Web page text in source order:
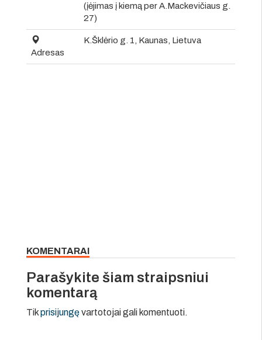
(įėjimas į kiemą per A.Mackevičiaus g.
27)
Adresas
K.Šklėrio g. 1, Kaunas, Lietuva
KOMENTARAI
Parašykite šiam straipsniui
komentarą
Tikprisijungęvartotojai gali komentuoti.